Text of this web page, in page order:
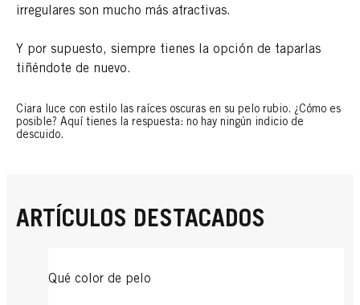
Ciara luce con estilo las raíces oscuras en su pelo rubio. ¿Cómo es
posible? Aquí tienes la respuesta: no hay ningún indicio de
descuido.
irregulares son mucho más atractivas.
Y por supuesto, siempre tienes la opción de taparlas
tiñéndote de nuevo.
ARTÍCULOS DESTACADOS
Qué color de pelo